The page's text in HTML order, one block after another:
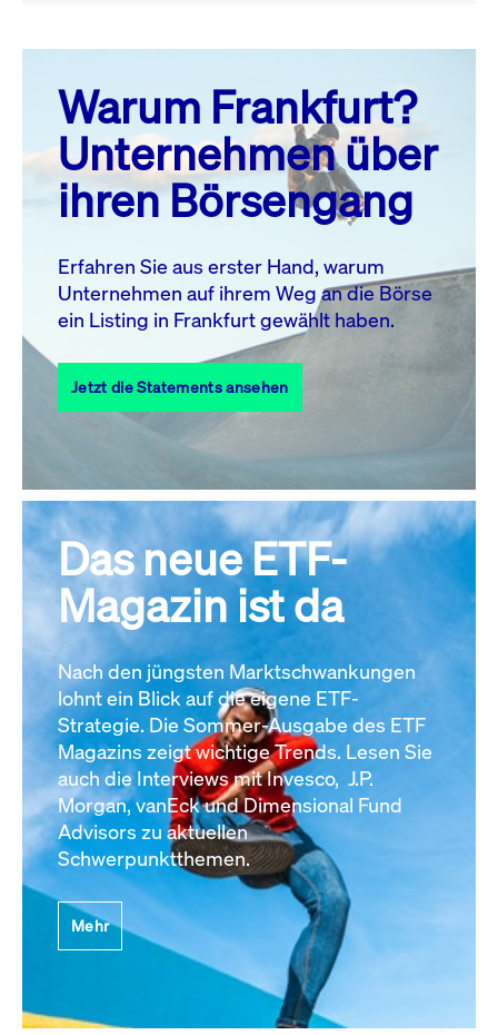
August 26
MO. DI. MI. DO. FR. SA. SO.
1
2
3
4 5 6 7 8
10 11 13 14
17
18 19 20 21 22
23
27 28
31
Alle Events
Warum Frankfurt?
Unternehmen über
ihren Börsengang
Erfahren Sie aus erster Hand, warum
Unternehmen auf ihrem Weg an die Börse
ein Listing in Frankfurt gewählt haben.
Jetzt die Statements ansehen
Das neue ETF-
Magazin ist da
Nach den jüngsten Marktschwankungen
lohnt ein Blick auf die eigene ETF-
Strategie. Die Sommer-Ausgabe des ETF
Magazins zeigt wichtige Trends. Lesen Sie
auch die Interviews mit Invesco, J.P.
Morgan, vanEck und Dimensional Fund
Advisors zu aktuellen
Schwerpunktthemen.
Mehr